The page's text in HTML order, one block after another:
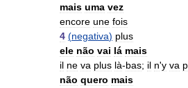
mais uma vez
encore une fois
4 (negativa) plus
ele não vai lá mais
il ne va plus là-bas; il n'y va
não quero mais